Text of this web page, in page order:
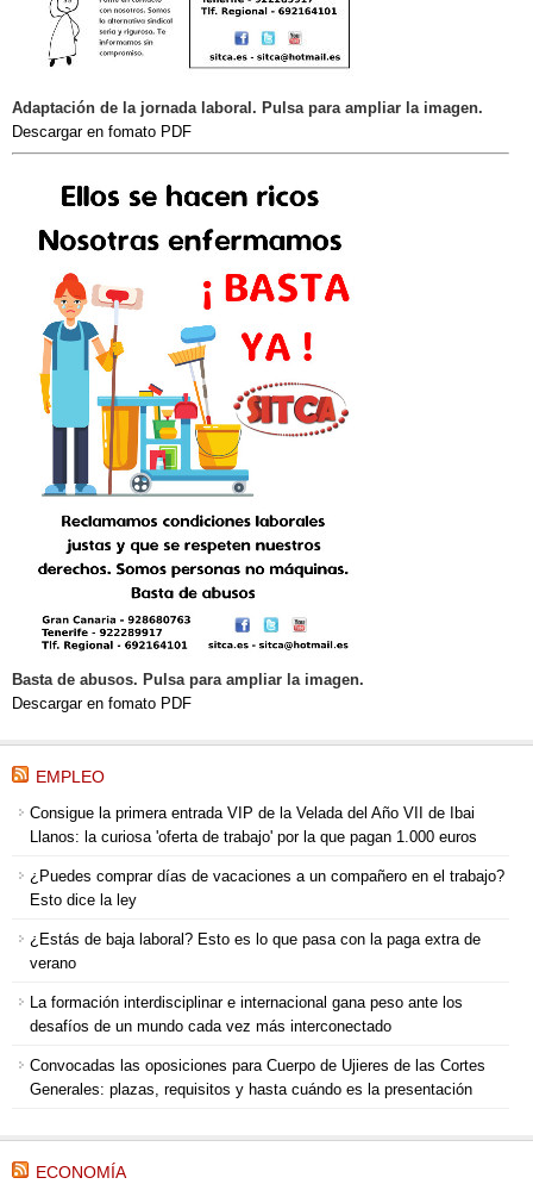
Adaptación de la jornada laboral. Pulsa para ampliar la imagen.
Descargar en fomato PDF
Basta de abusos. Pulsa para ampliar la imagen.
Descargar en fomato PDF
EMPLEO
Consigue la primera entrada VIP de la Velada del Año VII de Ibai
Llanos: la curiosa 'oferta de trabajo' por la que pagan 1.000 euros
¿Puedes comprar días de vacaciones a un compañero en el trabajo?
Esto dice la ley
¿Estás de baja laboral? Esto es lo que pasa con la paga extra de
verano
La formación interdisciplinar e internacional gana peso ante los
desafíos de un mundo cada vez más interconectado
Convocadas las oposiciones para Cuerpo de Ujieres de las Cortes
Generales: plazas, requisitos y hasta cuándo es la presentación
ECONOMÍA